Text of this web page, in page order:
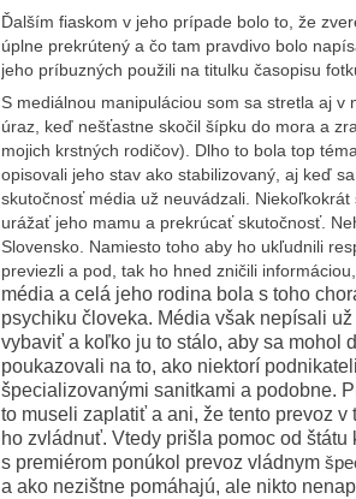
Ďalším fiaskom v jeho prípade bolo to, že
úplne prekrútený a čo tam pravdivo bolo
jeho príbuzných použili na titulku časopisu
S mediálnou manipuláciou som sa stretla aj
úraz, keď nešťastne skočil šípku do mora a
mojich krstných rodičov). Dlho to bola top
opisovali jeho stav ako stabilizovaný, aj keď
skutočnosť média už neuvádzali.
urážať jeho mamu a prekrúcať skutočnosť.
Slovensko. Namiesto toho aby ho ukľudnili
previezli a pod, tak ho hned zničili
média a celá jeho rodina bola s toho
psychiku človeka. Média však nepísali
vybaviť a koľko ju to stálo, aby sa mohol
poukazovali na to, ako niektorí
špecializovanými sanitkami a podobne.
to museli zaplatiť a ani, že tento prevoz
ho zvládnuť. Vtedy prišla pomoc od
s premiérom ponúkol prevoz vládnym
a ako nezištne pomáhajú, ale nikto